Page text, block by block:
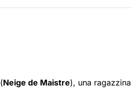
(Neige de Maistre), una ragazzina